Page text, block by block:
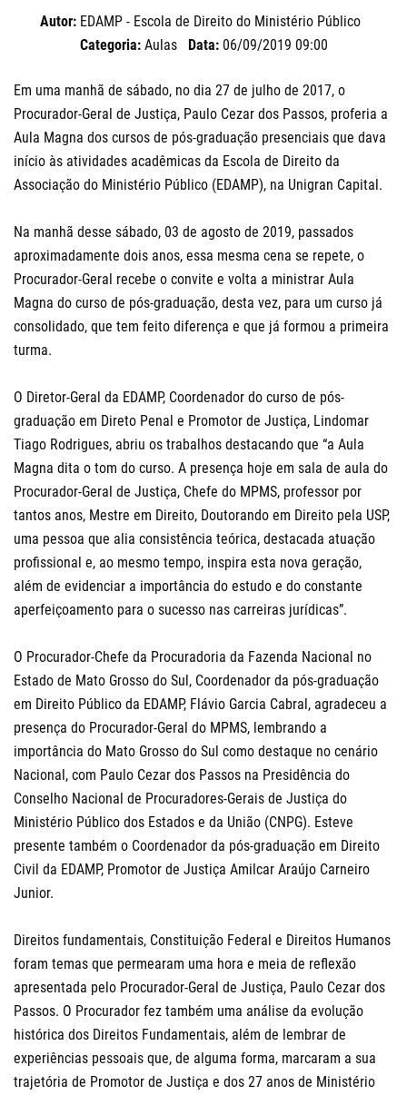
Autor: EDAMP - Escola de Direito do Ministério Público
Categoria: Aulas Data: 06/09/2019 09:00
Em uma manhã de sábado, no dia 27 de julho de 2017, o
Procurador-Geral de Justiça, Paulo Cezar dos Passos, proferia a
Aula Magna dos cursos de pós-graduação presenciais que dava
início às atividades acadêmicas da Escola de Direito da
Associação do Ministério Público (EDAMP), na Unigran Capital.
Na manhã desse sábado, 03 de agosto de 2019, passados
aproximadamente dois anos, essa mesma cena se repete, o
Procurador-Geral recebe o convite e volta a ministrar Aula
Magna do curso de pós-graduação, desta vez, para um curso já
consolidado, que tem feito diferença e que já formou a primeira
turma.
O Diretor-Geral da EDAMP, Coordenador do curso de pós-
graduação em Direto Penal e Promotor de Justiça, Lindomar
Tiago Rodrigues, abriu os trabalhos destacando que “a Aula
Magna dita o tom do curso. A presença hoje em sala de aula do
Procurador-Geral de Justiça, Chefe do MPMS, professor por
tantos anos, Mestre em Direito, Doutorando em Direito pela USP,
uma pessoa que alia consistência teórica, destacada atuação
profissional e, ao mesmo tempo, inspira esta nova geração,
além de evidenciar a importância do estudo e do constante
aperfeiçoamento para o sucesso nas carreiras jurídicas”.
O Procurador-Chefe da Procuradoria da Fazenda Nacional no
Estado de Mato Grosso do Sul, Coordenador da pós-graduação
em Direito Público da EDAMP, Flávio Garcia Cabral, agradeceu a
presença do Procurador-Geral do MPMS, lembrando a
importância do Mato Grosso do Sul como destaque no cenário
Nacional, com Paulo Cezar dos Passos na Presidência do
Conselho Nacional de Procuradores-Gerais de Justiça do
Ministério Público dos Estados e da União (CNPG). Esteve
presente também o Coordenador da pós-graduação em Direito
Civil da EDAMP, Promotor de Justiça Amilcar Araújo Carneiro
Junior.
Direitos fundamentais, Constituição Federal e Direitos Humanos
foram temas que permearam uma hora e meia de reflexão
apresentada pelo Procurador-Geral de Justiça, Paulo Cezar dos
Passos. O Procurador fez também uma análise da evolução
histórica dos Direitos Fundamentais, além de lembrar de
experiências pessoais que, de alguma forma, marcaram a sua
trajetória de Promotor de Justiça e dos 27 anos de Ministério